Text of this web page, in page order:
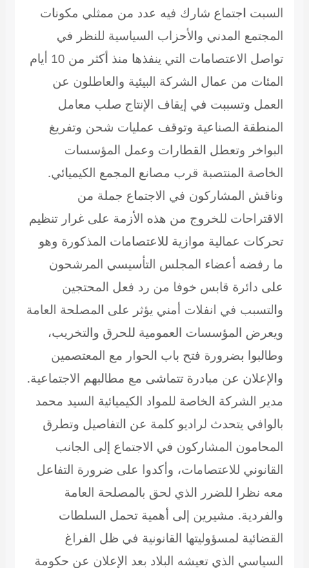
السبت اجتماع شارك فيه عدد من ممثلي مكونات
المجتمع المدني والأحزاب السياسية للنظر في
تواصل الاعتصامات التي ينفذها منذ أكثر من 10 أيام
المئات من عمال الشركة البيئية والعاطلون عن
العمل وتسببت في إيقاف الإنتاج صلب معامل
المنطقة الصناعية وتوقف عمليات شحن وتفريغ
البواخر وتعطل القطارات وعمل المؤسسات
الخاصة المنتصبة قرب مصانع المجمع الكيميائي.
وناقش المشاركون في الاجتماع جملة من
الاقتراحات للخروج من هذه الأزمة على غرار تنظيم
تحركات عمالية موازية للاعتصامات المذكورة وهو
ما رفضه أعضاء المجلس التأسيسي المرشحون
على دائرة قابس خوفا من رد فعل المحتجين
والتسبب في انفلات أمني يؤثر على المصلحة العامة
ويعرض المؤسسات العمومية للحرق والتخريب،
وطالبوا بضرورة فتح باب الحوار مع المعتصمين
والإعلان عن مبادرة تتماشى مع مطالبهم الاجتماعية.
مدير الشركة الخاصة للمواد الكيميائية السيد محمد
بالوافي يتحدث لراديو كلمة عن التفاصيل وتطرق
المحامون المشاركون في الاجتماع إلى الجانب
القانوني للاعتصامات، وأكدوا على ضرورة التفاعل
معه نظرا للضرر الذي لحق بالمصلحة العامة
والفردية. مشيرين إلى أهمية تحمل السلطات
القضائية لمسؤوليتها القانونية في ظل الفراغ
السياسي الذي تعيشه البلاد بعد الإعلان عن حكومة